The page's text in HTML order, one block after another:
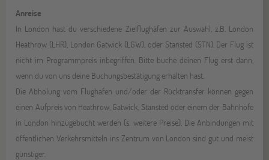
Anreise
In London hast du verschiedene Zielflughäfen zur Auswahl, z.B. London
Heathrow (LHR), London Gatwick (LGW), oder Stansted (STN). Der Flug ist
nicht im Programmpreis inbegriffen. Bitte buche deinen Flug erst dann,
wenn du von uns deine Buchungsbestätigung erhalten hast.
Die Abholung vom Flughafen und/oder der Rücktransfer können gegen
einen Aufpreis von Heathrow, Gatwick, Stansted oder einem der Bahnhöfe
in London hinzugebucht werden (s. weitere Preise). Die Anbindungen mit
öffentlichen Verkehrsmitteln ins Zentrum von London sind gut und meist
günstiger.